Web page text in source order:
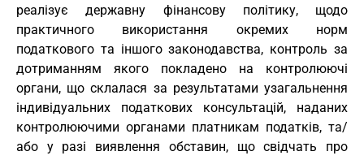
реалізує державну фінансову політику, щодо
практичного використання окремих норм
податкового та іншого законодавства, контроль за
дотриманням якого покладено на контролюючі
органи, що склалася за результатами узагальнення
індивідуальних податкових консультацій, наданих
контролюючими органами платникам податків, та/
або у разі виявлення обставин, що свідчать про